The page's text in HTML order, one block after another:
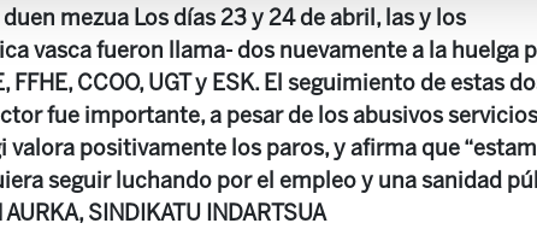
mezua Los días 23 y 24 de abril, las y los
vasca fueron llama- dos nuevamente a la huelga
FFHE, CCOO, UGT y ESK. El seguimiento de estas
fue importante, a pesar de los abusivos servicios
positivamente los paros, y afirma que
seguir luchando por el empleo y una sanidad
SINDIKATU INDARTSUA